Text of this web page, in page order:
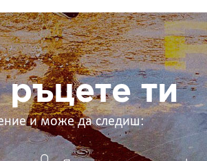
ръцете ти
и може да следиш: